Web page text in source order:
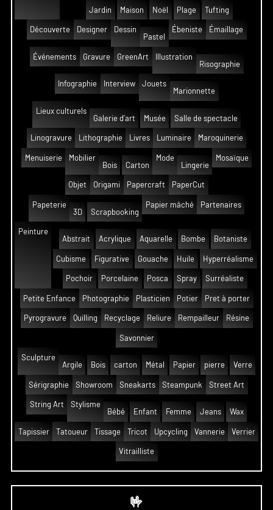
Jardin Maison Noël Plage Tufting
Découverte Designer
Dessin
Pastel
Ébeniste Émaillage
Événements Gravure GreenArt
Illustration
Risographie
Infographie Interview
Jouets
Marionnette
Lieux culturels
Galerie d'art
Musée Salle de spectacle
Linogravure Lithographie Livres Luminaire Maroquinerie
Menuiserie
Mobilier
Bois
Carton
Mode
Lingerie
Mosaïque
Objet Origami Papercraft PaperCut
Papeterie
3D
Scrapbooking
Papier mâché Partenaires
Peinture
Abstrait
Acrylique Aquarelle Bombe Botaniste
Cubisme Figurative Gouache Huile Hyperréalisme
Pochoir Porcelaine Posca Spray Surréaliste
Petite Enfance Photographie Plasticien Potier Pret à porter
Pyrogravure Quilling Recyclage Reliure Rempailleur Résine
Savonnier
Sculpture
Argile
Bois carton Métal Papier pierre Verre
Sérigraphie Showroom Sneakarts Steampunk Street Art
String Art
Stylisme
Bébé
Enfant Femme Jeans Wax
Tapissier Tatoueur Tissage Tricot Upcycling Vannerie Verrier
Vitrailliste
🤟